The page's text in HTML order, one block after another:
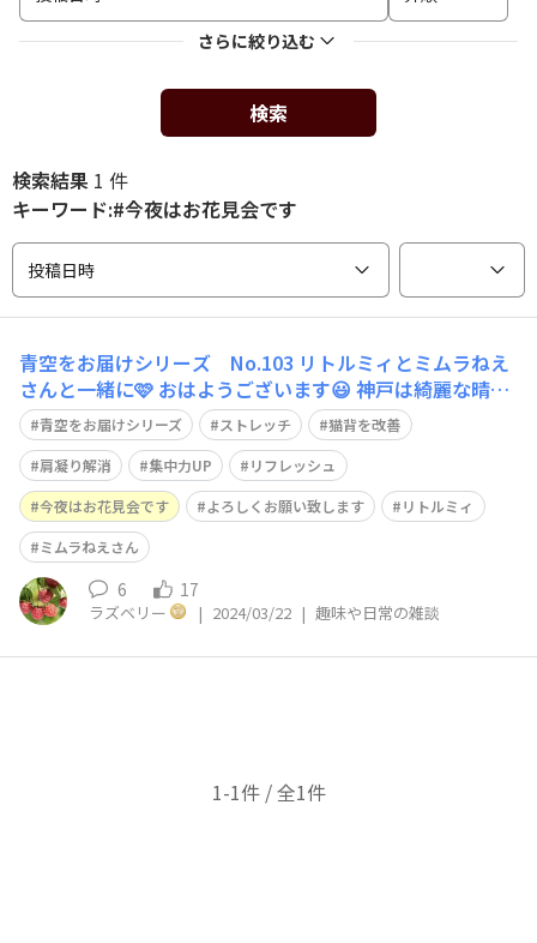
さらに絞り込む
検索
検索結果 1 件
キーワード:#今夜はお花見会です
投稿日時
青空をお届けシリーズ No.103 リトルミィとミムラねえ
さんと一緒に🩷 おはようございます😃 神戸は綺麗な晴れ
です☀️ 今の気温は3度、予想最高気温は10度です。 今日
のストレッチは、難易度⭐️⭐️ 足を肩幅より広く、つま先と
膝は斜め45度くらいにして、まっすぐに立ちます。 骨盤
を立てて下腹
青空をお届けシリーズ ストレッチ
猫背を改善
肩凝り解消
集中力UP
リフレッシュ
今夜はお花見会です
よろしくお願い致します
リトルミィ
ミムラねえさん
6 17
ラズベリー | 2024/03/22 | 趣味や日常の雑談
1-1件 / 全1件